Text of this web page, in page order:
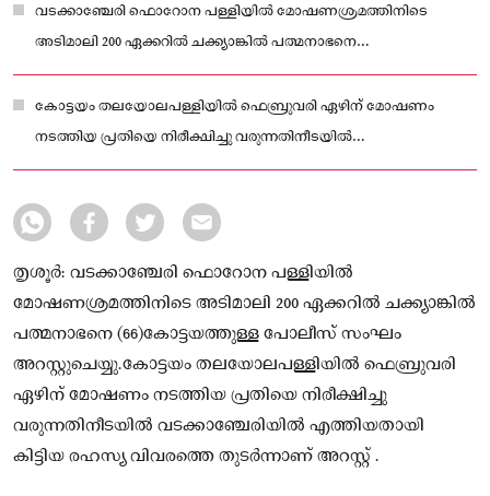
വടക്കാഞ്ചേരി ഫൊറോന പള്ളിയിൽ മോഷണശ്രമത്തിനിടെ
അടിമാലി 200 ഏക്കറിൽ ചക്ക്യാങ്കിൽ പത്മനാഭനെ
(66)കോട്ടയത്തുള്ള പോലീസ് സംഘം അറസ്റ്റുചെയ്യു.
കോട്ടയം തലയോലപള്ളിയിൽ ഫെബ്രുവരി ഏഴിന് മോഷണം
നടത്തിയ പ്രതിയെ നിരീക്ഷിച്ചു വരുന്നതിനീടയിൽ
വടക്കാഞ്ചേരിയിൽ എത്തിയതായി കിട്ടിയ രഹസ്യ വിവരത്തെ
തൃശൂർ: വടക്കാഞ്ചേരി ഫൊറോന പള്ളിയിൽ
മോഷണശ്രമത്തിനിടെ അടിമാലി 200 ഏക്കറിൽ ചക്ക്യാങ്കിൽ
പത്മനാഭനെ (66)കോട്ടയത്തുള്ള പോലീസ് സംഘം
അറസ്റ്റുചെയ്യു.കോട്ടയം തലയോലപള്ളിയിൽ ഫെബ്രുവരി
ഏഴിന് മോഷണം നടത്തിയ പ്രതിയെ നിരീക്ഷിച്ചു
വരുന്നതിനീടയിൽ വടക്കാഞ്ചേരിയിൽ എത്തിയതായി
കിട്ടിയ രഹസ്യ വിവരത്തെ തുടർന്നാണ് അറസ്റ്റ് .